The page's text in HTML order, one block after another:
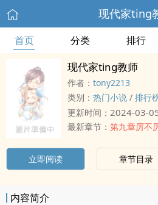
现代家ting
首页 分类 排行
现代家ting教师
作者： tony2213
类别： 热门小说 / 排行
更新时间： 2024-03-
最新章节： 第九章厉不
立即阅读 章节目录
内容简介